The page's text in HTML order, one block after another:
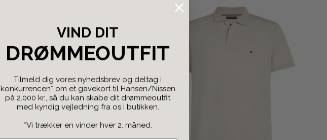
VIND DIT
DRØMMEOUTFIT
Tilmeld dig vores nyhedsbrev og deltag i
konkurrencen* om et gavekort til Hansen/Nissen
på 2.000 kr., så du kan skabe dit drømmeoutfit
med kyndig vejledning fra os i butikken.
*Vi trækker en vinder hver 2. måned.